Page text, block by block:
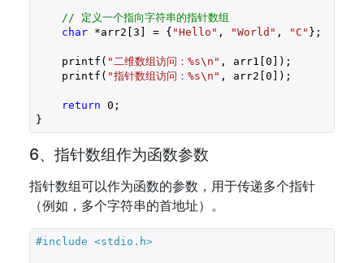
// 定义一个指向字符串的指针数组
char *arr2[3 ] = { "Hello" , "World" , "C" };
    printf(
"二维数组访问：%s\n" , arr1[0 ]);
    printf(
"指针数组访问：%s\n" , arr2[0 ]);
return 0 ;
6、指针数组作为函数参数
指针数组可以作为函数的参数，用于传递多个指针
（例如，多个字符串的首地址）。
#include <stdio.h>